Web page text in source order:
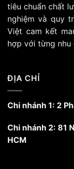
tiêu chuẩn chất
nghiệm và quy
Việt cam kết
hợp với từng nhu
ĐỊA CHỈ
Chi nhánh 1: 2
Chi nhánh 2: 81
HCM